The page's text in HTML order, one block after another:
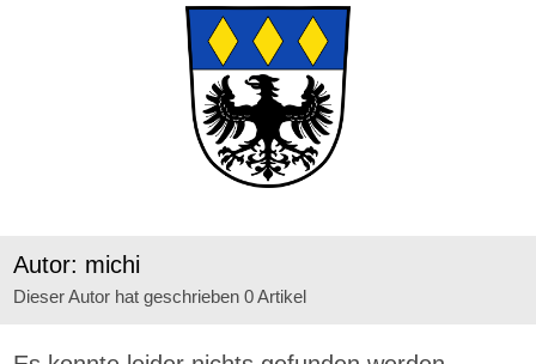
Autor: michi
Dieser Autor hat geschrieben 0 Artikel